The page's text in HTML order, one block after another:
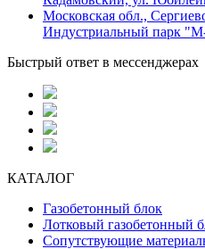
Московская обл.,
Индустриальный парк
Быстрый ответ в мессенджерах
КАТАЛОГ
Газобетонный блок
Лотковый газобетонный
Сопутствующие